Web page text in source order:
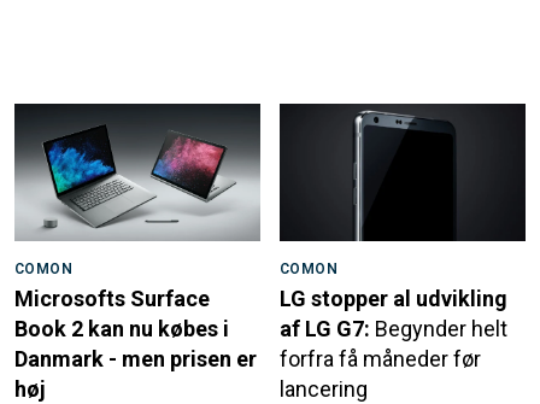
COMON
Microsofts Surface
Book 2 kan nu købes i
Danmark - men prisen er
høj
COMON
LG stopper al udvikling
af LG G7: Begynder helt
forfra få måneder før
lancering